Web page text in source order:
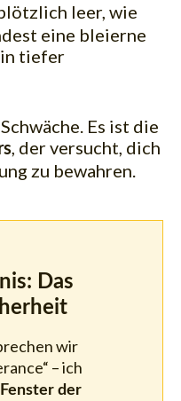
leer, wie
eine bleierne
tiefer
Es ist die
, der versucht, dich
zu bewahren.
Das
wir
– ich
Fenster der